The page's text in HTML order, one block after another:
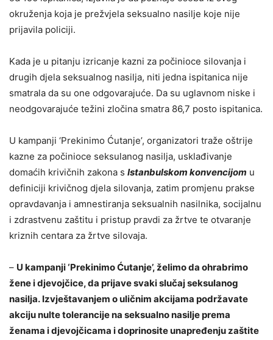
okruženja koja je prežvjela seksualno nasilje koje nije
prijavila policiji.
Kada je u pitanju izricanje kazni za počinioce silovanja i
drugih djela seksualnog nasilja, niti jedna ispitanica nije
smatrala da su one odgovarajuće. Da su uglavnom niske i
neodgovarajuće težini zločina smatra 86,7 posto ispitanica.
U kampanji ‘Prekinimo Ćutanje’, organizatori traže oštrije
kazne za počinioce seksulanog nasilja, usklađivanje
domaćih krivičnih zakona s Istanbulskom konvencijom u
definiciji krivičnog djela silovanja, zatim promjenu prakse
opravdavanja i amnestiranja seksualnih nasilnika, socijalnu
i zdrastvenu zaštitu i pristup pravdi za žrtve te otvaranje
kriznih centara za žrtve silovaja.
– U kampanji ‘Prekinimo Ćutanje’, želimo da ohrabrimo
žene i djevojčice, da prijave svaki slučaj seksulanog
nasilja. Izvještavanjem o uličnim akcijama podržavate
akciju nulte tolerancije na seksualno nasilje prema
ženama i djevojčicama i doprinosite unapređenju zaštite